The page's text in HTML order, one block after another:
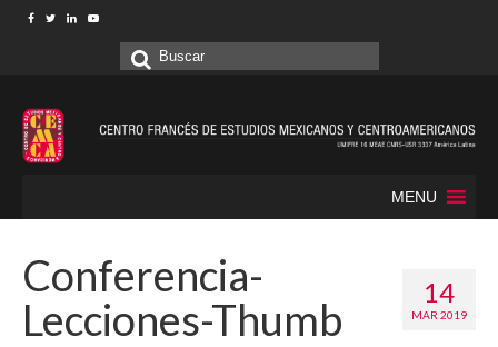
Buscar
MENU
14
MAR 2019
Conferencia-
Lecciones-Thumb